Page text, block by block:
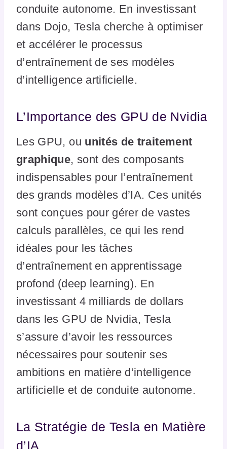
conduite autonome. En investissant
dans Dojo, Tesla cherche à optimiser
et accélérer le processus
d’entraînement de ses modèles
d’intelligence artificielle.
L’Importance des GPU de Nvidia
Les GPU, ou unités de traitement
graphique, sont des composants
indispensables pour l’entraînement
des grands modèles d’IA. Ces unités
sont conçues pour gérer de vastes
calculs parallèles, ce qui les rend
idéales pour les tâches
d’entraînement en apprentissage
profond (deep learning). En
investissant 4 milliards de dollars
dans les GPU de Nvidia, Tesla
s’assure d’avoir les ressources
nécessaires pour soutenir ses
ambitions en matière d’intelligence
artificielle et de conduite autonome.
La Stratégie de Tesla en Matière
d’IA